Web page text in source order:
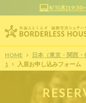
8/5(水)19:30~ オンライ
HOME 日本（東京・関西
1
入居お申し込みフォーム